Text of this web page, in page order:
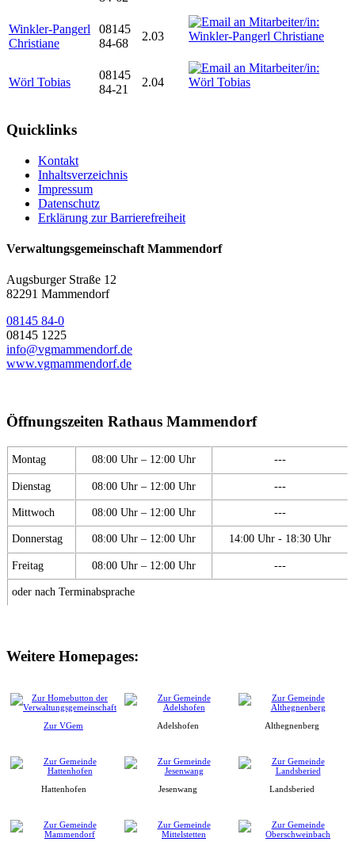
Winkler-Pangerl
Christiane
08145
84-68
2.03
Wörl Tobias
08145
84-21
2.04
Quicklinks
Kontakt
Inhaltsverzeichnis
Impressum
Datenschutz
Erklärung zur Barrierefreiheit
Verwaltungsgemeinschaft Mammendorf
Augsburger Straße 12
82291 Mammendorf
08145 84-0
08145 1225
info@vgmammendorf.de
www.vgmammendorf.de
Öffnungszeiten Rathaus Mammendorf
Montag 08:00 Uhr – 12:00 Uhr ---
Dienstag 08:00 Uhr – 12:00 Uhr ---
Mittwoch 08:00 Uhr – 12:00 Uhr ---
Donnerstag 08:00 Uhr – 12:00 Uhr 14:00 Uhr - 18:30 Uhr
Freitag 08:00 Uhr – 12:00 Uhr ---
oder nach Terminabsprache
Weitere Homepages:
Zur VGem Adelshofen Althegnenberg
Hattenhofen Jesenwang Landsberied